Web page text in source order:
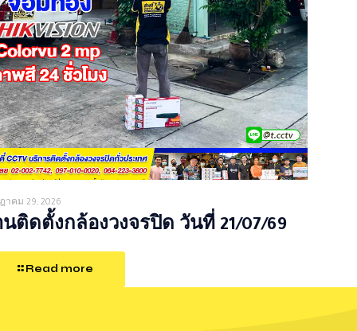
าคม 29, 2026
นติดตั้งกล้องวงจรปิด วันที่ 21/07/69
Read more